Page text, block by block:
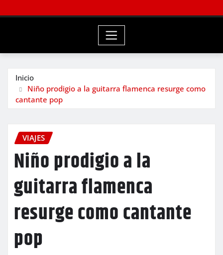
Inicio
Niño prodigio a la guitarra flamenca resurge como
cantante pop
VIAJES
Niño prodigio a la
guitarra flamenca
resurge como cantante
pop